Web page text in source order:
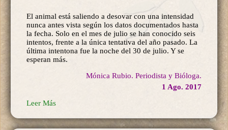
El animal está saliendo a desovar con una intensidad
nunca antes vista según los datos documentados hasta
la fecha. Solo en el mes de julio se han conocido seis
intentos, frente a la única tentativa del año pasado. La
última intentona fue la noche del 30 de julio. Y se
esperan más.
Mónica Rubio. Periodista y Bióloga.
1 Ago. 2017
Leer Más